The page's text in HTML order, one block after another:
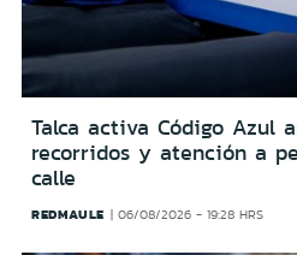
Talca activa Código Azul
recorridos y atención a
calle
REDMAULE 06/08/2026 - 19:28 HRS